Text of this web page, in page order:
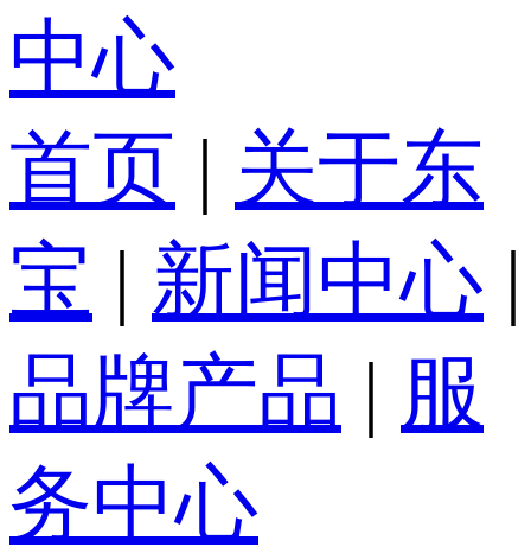
中心
首页 | 关于东
宝 | 新闻中心 |
品牌产品 | 服
务中心